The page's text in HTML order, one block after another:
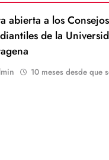
abierta a los Consejos
de la
10 meses desde que